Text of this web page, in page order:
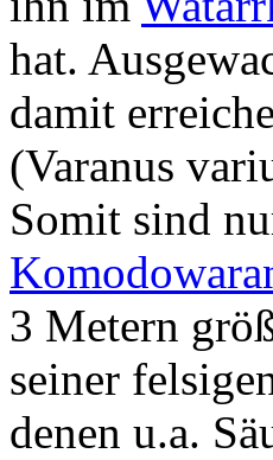
hat.
damit
(Varanus
Somit sind
3 Metern
seiner
denen u.a.